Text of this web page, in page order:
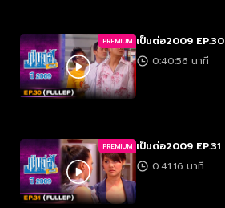
PREMIUM เป็นต่อ2009 EP.30
0:40:56 นาที
PREMIUM เป็นต่อ2009 EP.31
0:41:16 นาที